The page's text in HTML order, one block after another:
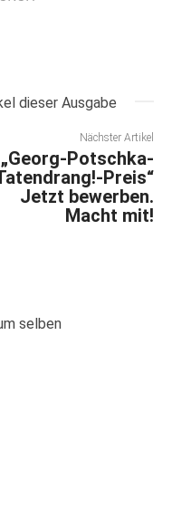
dieser Ausgabe
Nächster Artikel
„Georg-Potschka-
Preis“
Jetzt bewerben.
Macht mit!
selben